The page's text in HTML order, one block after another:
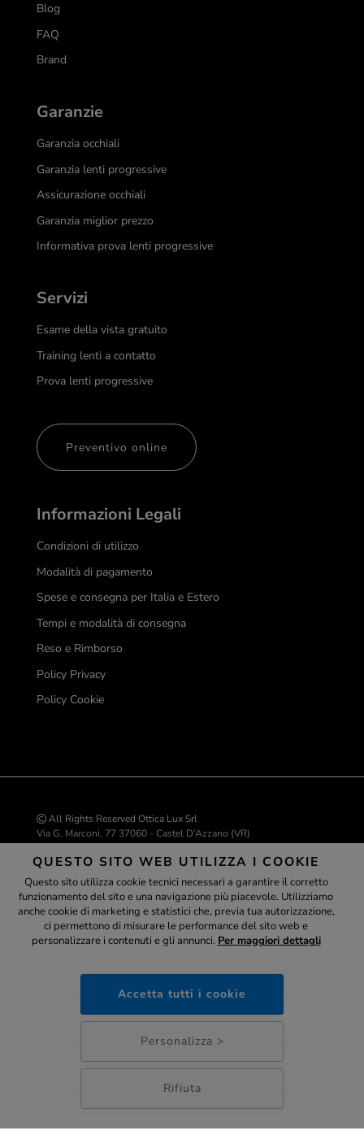
Blog
FAQ
Brand
Garanzie
Garanzia occhiali
Garanzia lenti progressive
Assicurazione occhiali
Garanzia miglior prezzo
Informativa prova lenti progressive
Servizi
Esame della vista gratuito
Training lenti a contatto
Prova lenti progressive
Preventivo online
Informazioni Legali
Condizioni di utilizzo
Modalità di pagamento
Spese e consegna per Italia e Estero
Tempi e modalità di consegna
Reso e Rimborso
Policy Privacy
Policy Cookie
All Rights Reserved Ottica Lux Srl
Via G. Marconi, 77 37060 - Castel D’Azzano (VR)
REA VR-429226
info@ottica-lux.com
Realizzazione e-commerce Colombo 3000
PAGAMENTI SICURI
Assistente
ottica-lux.it
QUESTO SITO WEB UTILIZZA I COOKIE
Questo sito utilizza cookie tecnici necessari a garantire il corretto
funzionamento del sito e una navigazione più piacevole. Utilizziamo
anche cookie di marketing e statistici che, previa tua autorizzazione,
ci permettono di misurare le performance del sito web e
personalizzare i contenuti e gli annunci. Per maggiori dettagli
Accetta tutti i cookie
Rifiuta
Personalizza >